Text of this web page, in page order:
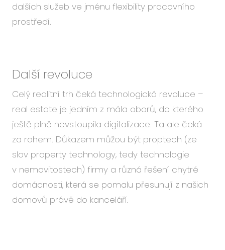
dalších služeb ve jménu flexibility pracovního
prostředí.
Další revoluce
Celý realitní trh čeká technologická revoluce –
real estate je jedním z mála oborů, do kterého
ještě plně nevstoupila digitalizace. Ta ale čeká
za rohem. Důkazem můžou být proptech (ze
slov property technology, tedy technologie
v nemovitostech) firmy a různá řešení chytré
domácnosti, která se pomalu přesunují z našich
domovů právě do kanceláří.